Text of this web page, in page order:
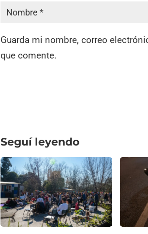
Guarda mi nombre, correo
que comente.
Seguí leyendo